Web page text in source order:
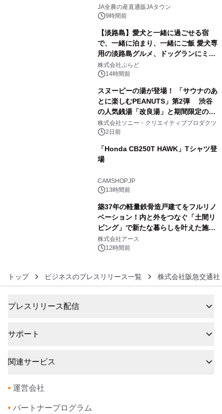
販売！～毎月１０日の定例企画～
JA全農の産直通販JAタウン
9時間前
【淡路島】愛犬と一緒に過ごせる宿
で、一緒に泊まり、一緒にご飯 愛犬専
用の淡路島グルメ、ドッグランにミニ
プール グランピングとトレーラーハウ
スの2施設で
株式会社ぷらど
14時間前
スヌーピーの湯が登場！ 「サウナのあ
とに楽しむPEANUTS」第2弾 渋谷
の人気銭湯「改良湯」と期間限定のコ
ラボレーション サウナイキタイコラ
ボグッズも発売決定！
株式会社ソニー・クリエイティブプロダクツ
2日前
「Honda CB250T HAWK」Tシャツ登
場
CAMSHOP.JP
13時間前
築37年の軽量鉄骨造戸建てをフルリノ
ベーション！内と外をつなぐ「土間リ
ビング」で新たな暮らしを叶えた施工
事例を株式会社アースが公開
株式会社アース
12時間前
トップ ビジネスのプレスリリース一覧 株式会社阪急交通社
プレスリリース配信
サポート
関連サービス
• 運営会社
• パートナープログラム